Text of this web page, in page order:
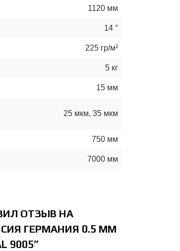
1120 мм
14 °
225 гр/м²
5 кг
15 мм
25 мкм, 35 мкм
750 мм
7000 мм
ОТЗЫВ НА
ГЕРМАНИЯ 0.5 ММ
9005”